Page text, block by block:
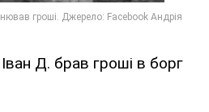
Д. брав гроші в борг